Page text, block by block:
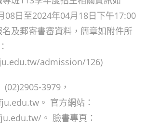
08日至2024年04月18日下午17:00
及郵寄書審資料，簡章如附件所
admission/126)
3979，
。 官方網站：
。 臉書專頁：